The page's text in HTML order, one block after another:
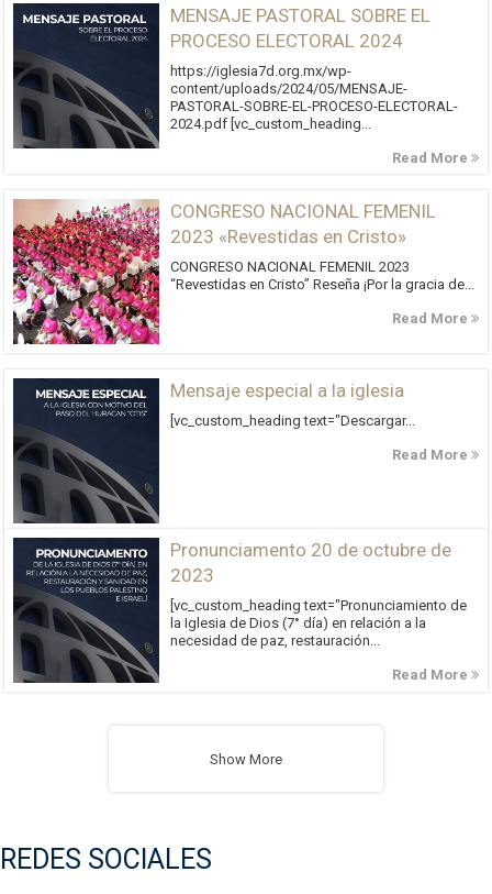
MENSAJE PASTORAL SOBRE EL
PROCESO ELECTORAL 2024
https://iglesia7d.org.mx/wp-
content/uploads/2024/05/MENSAJE-
PASTORAL-SOBRE-EL-PROCESO-ELECTORAL-
2024.pdf [vc_custom_heading...
Read More
CONGRESO NACIONAL FEMENIL
2023 «Revestidas en Cristo»
CONGRESO NACIONAL FEMENIL 2023
“Revestidas en Cristo” Reseña ¡Por la gracia de...
Read More
Mensaje especial a la iglesia
[vc_custom_heading text="Descargar...
Read More
Pronunciamento 20 de octubre de
2023
[vc_custom_heading text="Pronunciamiento de
la Iglesia de Dios (7° día) en relación a la
necesidad de paz, restauración...
Read More
Show More
REDES SOCIALES